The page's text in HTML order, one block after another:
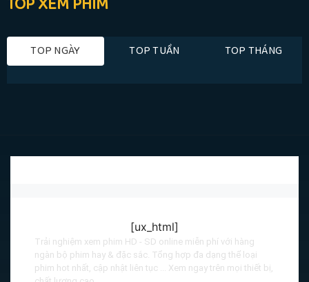
TOP NGÀY TOP TUẦN TOP THÁNG